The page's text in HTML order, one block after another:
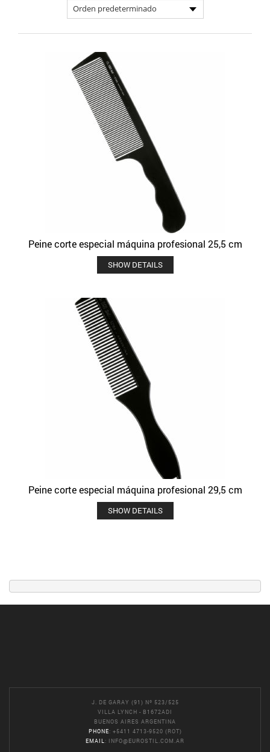
Peine corte especial máquina profesional 25,5 cm
SHOW DETAILS
Peine corte especial máquina profesional 29,5 cm
SHOW DETAILS
J. DE GARAY (91) Nº 523/525
VILLA LYNCH - B1672ADI
BUENOS AIRES ARGENTINA
PHONE: +5411 4713-9520 (ROT)
EMAIL : INFO@EUROSTIL.COM.AR